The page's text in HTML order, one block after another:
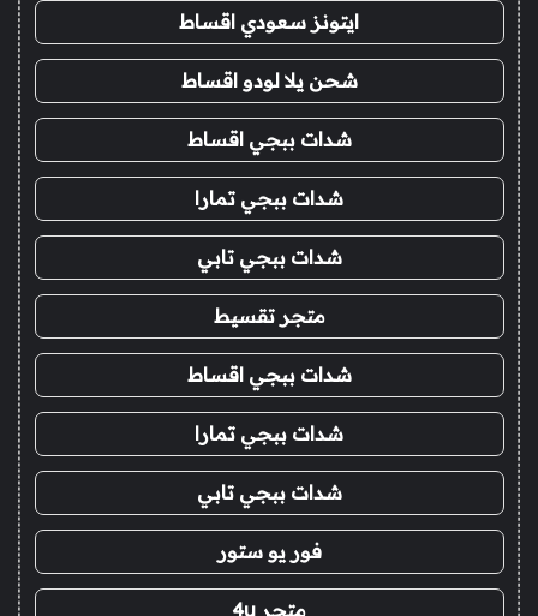
ايتونز سعودي اقساط
شحن يلا لودو اقساط
شدات ببجي اقساط
شدات ببجي تمارا
شدات ببجي تابي
متجر تقسيط
شدات ببجي اقساط
شدات ببجي تمارا
شدات ببجي تابي
فور يو ستور
متجر 4u